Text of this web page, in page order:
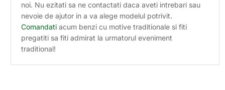
noi. Nu ezitati sa ne contactati daca aveti intrebari sau
nevoie de ajutor in a va alege modelul potrivit.
Comandati acum benzi cu motive traditionale si fiti
pregatiti sa fiti admirat la urmatorul eveniment
traditional!